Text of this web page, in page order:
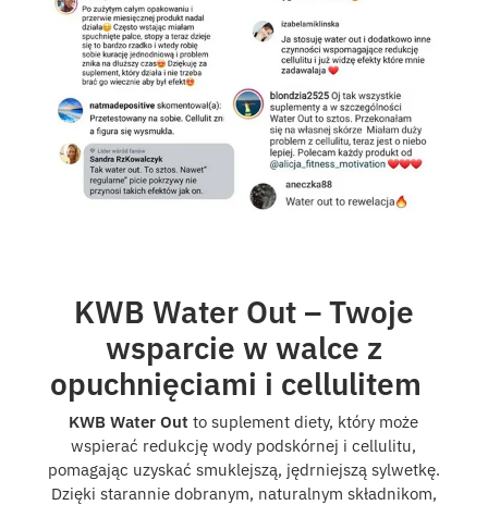
KWB Water Out – Twoje
wsparcie w walce z
opuchnięciami i cellulitem
KWB Water Out to suplement diety, który może
wspierać redukcję wody podskórnej i cellulitu,
pomagając uzyskać smuklejszą, jędrniejszą sylwetkę.
Dzięki starannie dobranym, naturalnym składnikom,